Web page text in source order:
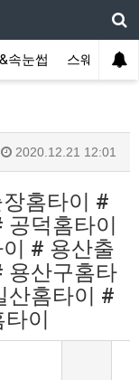
속눈썹 스웨디시(
2020.12.21 12:01
홈타이 #
덕홈타이
# 용산출
용산구홈타
산홈타이 #
이